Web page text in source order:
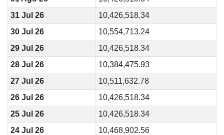
31 Jul 26
10,426,518.34
30 Jul 26
10,554,713.24
29 Jul 26
10,426,518.34
28 Jul 26
10,384,475.93
27 Jul 26
10,511,632.78
26 Jul 26
10,426,518.34
25 Jul 26
10,426,518.34
24 Jul 26
10,468,902.56